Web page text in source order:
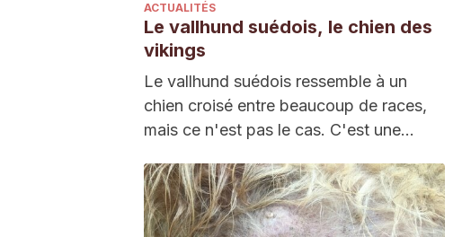
ACTUALITÉS
Le vallhund suédois, le chien des
vikings
Le vallhund suédois ressemble à un
chien croisé entre beaucoup de races,
mais ce n'est pas le cas. C'est une…